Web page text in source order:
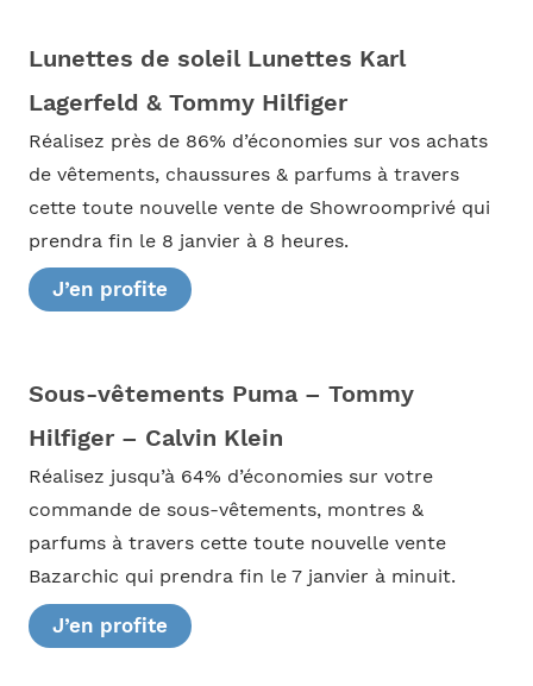
Lunettes de soleil Lunettes Karl
Lagerfeld & Tommy Hilfiger
Réalisez près de 86% d’économies sur vos achats
de vêtements, chaussures & parfums à travers
cette toute nouvelle vente de Showroomprivé qui
prendra fin le 8 janvier à 8 heures.
J’en profite
Sous-vêtements Puma – Tommy
Hilfiger – Calvin Klein
Réalisez jusqu’à 64% d’économies sur votre
commande de sous-vêtements, montres &
parfums à travers cette toute nouvelle vente
Bazarchic qui prendra fin le 7 janvier à minuit.
J’en profite